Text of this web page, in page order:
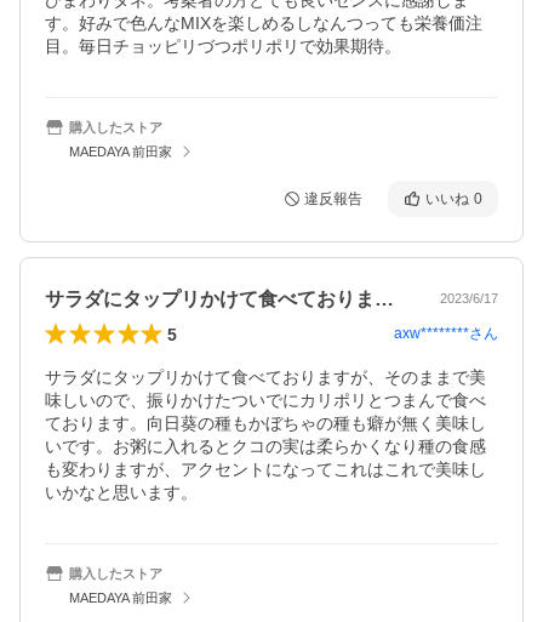
す。好みで色んなMIXを楽しめるしなんつっても栄養価注
目。毎日チョッピリづつポリポリで効果期待。
購入したストア
MAEDAYA 前田家
違反報告 いいね 0
サラダにタップリかけて食べておりますが… 2023/6/17
5 axw********さん
サラダにタップリかけて食べておりますが、そのままで美
味しいので、振りかけたついでにカリポリとつまんで食べ
ております。向日葵の種もかぼちゃの種も癖が無く美味し
いです。お粥に入れるとクコの実は柔らかくなり種の食感
も変わりますが、アクセントになってこれはこれで美味し
いかなと思います。
購入したストア
MAEDAYA 前田家